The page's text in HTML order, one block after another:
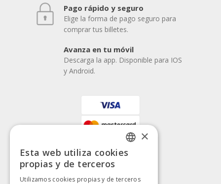
Pago rápido y seguro
Elige la forma de pago seguro para
comprar tus billetes.
Avanza en tu móvil
Descarga la app. Disponible para IOS
y Android.
SPANISH
×
Esta web utiliza cookies
propias y de terceros
Utilizamos cookies propias y de terceros